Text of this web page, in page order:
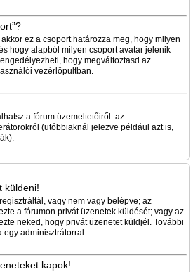
ez a csoport határozza meg, hogy milyen
hogy alapból milyen csoport avatar jelenik
hogy megváltoztasd az
vezérlőpultban.
a fórum üzemeltetőiről: az
(utóbbiaknál jelezve például azt is,
küldeni!
vagy nem vagy belépve; az
a fórumon privát üzenetek küldését; vagy az
neked, hogy privát üzenetet küldjél. További
egy adminisztrátorral.
kapok!